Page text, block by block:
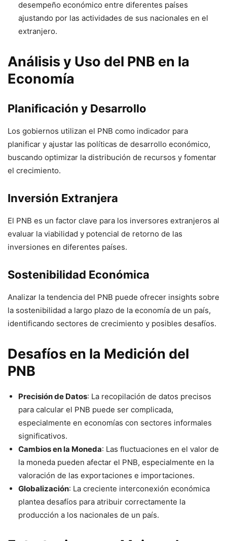
desempeño económico entre diferentes países
ajustando por las actividades de sus nacionales en el
extranjero.
Análisis y Uso del PNB en la
Economía
Planificación y Desarrollo
Los gobiernos utilizan el PNB como indicador para
planificar y ajustar las políticas de desarrollo económico,
buscando optimizar la distribución de recursos y fomentar
el crecimiento.
Inversión Extranjera
El PNB es un factor clave para los inversores extranjeros al
evaluar la viabilidad y potencial de retorno de las
inversiones en diferentes países.
Sostenibilidad Económica
Analizar la tendencia del PNB puede ofrecer insights sobre
la sostenibilidad a largo plazo de la economía de un país,
identificando sectores de crecimiento y posibles desafíos.
Desafíos en la Medición del
PNB
Precisión de Datos: La recopilación de datos precisos
para calcular el PNB puede ser complicada,
especialmente en economías con sectores informales
significativos.
Cambios en la Moneda: Las fluctuaciones en el valor de
la moneda pueden afectar el PNB, especialmente en la
valoración de las exportaciones e importaciones.
Globalización: La creciente interconexión económica
plantea desafíos para atribuir correctamente la
producción a los nacionales de un país.